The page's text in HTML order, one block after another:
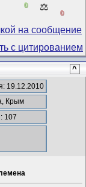
0 ⚖️
0
^
19.12.2010
Крым
107